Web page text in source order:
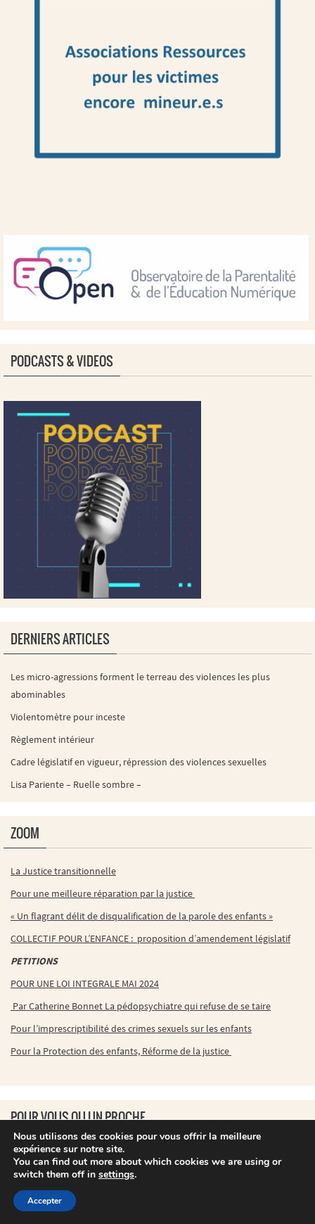
PODCASTS & VIDEOS
DERNIERS ARTICLES
Les micro-agressions forment le terreau des violences les plus
abominables
Violentomètre pour inceste
Règlement intérieur
Cadre législatif en vigueur, répression des violences sexuelles
Lisa Pariente – Ruelle sombre –
ZOOM
La Justice transitionnelle
Pour une meilleure réparation par la justice
« Un flagrant délit de disqualification de la parole des enfants »
COLLECTIF POUR L’ENFANCE : proposition d’amendement législatif
PETITIONS
POUR UNE LOI INTEGRALE MAI 2024
Par Catherine Bonnet La pédopsychiatre qui refuse de se taire
Pour l’imprescriptibilité des crimes sexuels sur les enfants
Pour la Protection des enfants, Réforme de la justice
POUR VOUS OU UN PROCHE
Nous utilisons des cookies pour vous offrir la meilleure
expérience sur notre site.
You can find out more about which cookies we are using or
switch them off in settings.
Accepter